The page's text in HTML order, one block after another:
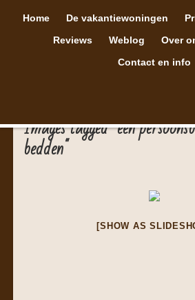
Home De vakantiewoningen
Reviews
Weblog Over
Contact en info
Images tagged "een
bedden"
[SHOW AS